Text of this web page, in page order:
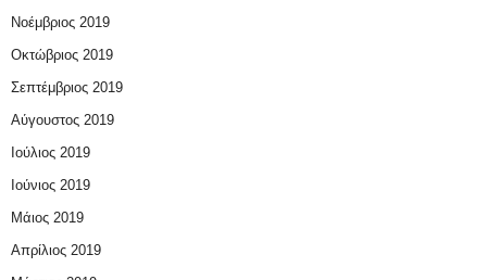
Νοέμβριος 2019
Οκτώβριος 2019
Σεπτέμβριος 2019
Αύγουστος 2019
Ιούλιος 2019
Ιούνιος 2019
Μάιος 2019
Απρίλιος 2019